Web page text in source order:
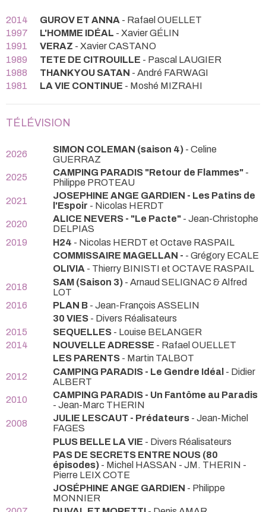
2014 GUROV ET ANNA - Rafael OUELLET
1997
L'HOMME IDÉAL - Xavier GÉLIN
1991
VERAZ - Xavier CASTANO
1989
TETE DE CITROUILLE - Pascal LAUGIER
1988
THANK YOU SATAN - André FARWAGI
1981
LA VIE CONTINUE - Moshé MIZRAHI
TÉLÉVISION
2026 SIMON COLEMAN (saison 4) - Celine
GUERRAZ
2025
CAMPING PARADIS "Retour de Flammes" -
Philippe PROTEAU
2021
JOSEPHINE ANGE GARDIEN - Les Patins de
l'Espoir - Nicolas HERDT
2020
ALICE NEVERS - "Le Pacte" - Jean-Christophe
DELPIAS
2019
H24 - Nicolas HERDT et Octave RASPAIL
COMMISSAIRE MAGELLAN - - Grégory ECALE
OLIVIA - Thierry BINISTI et OCTAVE RASPAIL
2018
SAM (Saison 3) - Arnaud SELIGNAC & Alfred
LOT
2016
PLAN B - Jean-François ASSELIN
30 VIES - Divers Réalisateurs
2015
SEQUELLES - Louise BELANGER
2014
NOUVELLE ADRESSE - Rafael OUELLET
LES PARENTS - Martin TALBOT
2012
CAMPING PARADIS - Le Gendre Idéal - Didier
ALBERT
2010
CAMPING PARADIS - Un Fantôme au Paradis
- Jean-Marc THERIN
2008
JULIE LESCAUT - Prédateurs - Jean-Michel
FAGES
PLUS BELLE LA VIE - Divers Réalisateurs
PAS DE SECRETS ENTRE NOUS (80
épisodes) - Michel HASSAN - JM. THERIN -
Pierre LEIX COTE
JOSÉPHINE ANGE GARDIEN - Philippe
MONNIER